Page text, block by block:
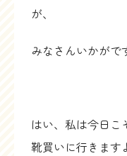
が、
みなさんいかがで
はい、私は今日
靴買いに行きます